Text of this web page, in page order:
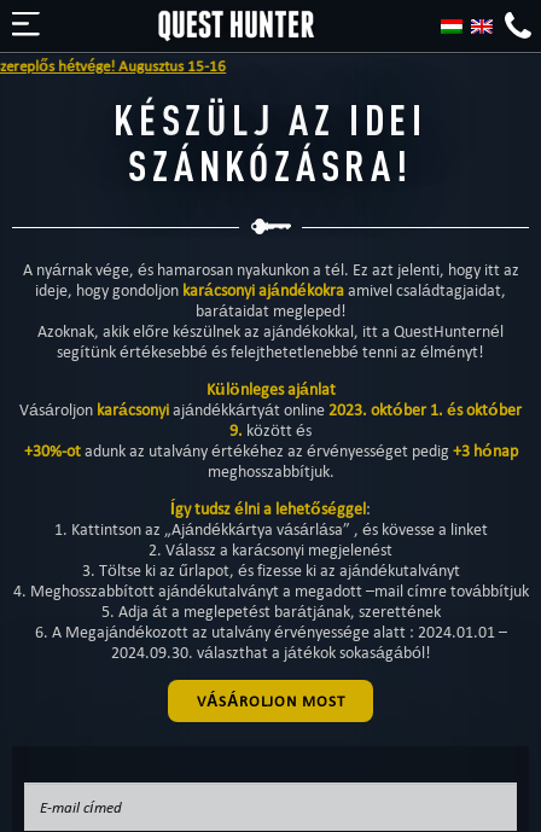
hétvége! Augusztus 15-16
KÉSZÜLJ AZ IDEI
SZÁNKÓZÁSRA!
A nyárnak vége, és hamarosan nyakunkon a tél. Ez azt jelenti, hogy itt az
ideje, hogy gondoljon karácsonyi ajándékokraamivel családtagjaidat,
barátaidat megleped!
Azoknak, akik előre készülnek az ajándékokkal, itt a QuestHunternél
segítünk értékesebbé és felejthetetlenebbé tenni az élményt!
Különleges ajánlat
Vásároljon karácsonyiajándékkártyát online2023. október 1. és október
9. között és
+30%-otadunk az utalvány értékéhez az érvényességet pedig +3 hónap
meghosszabbítjuk.
Így tudsz élni a lehetőséggel:
1. Kattintson az „Ajándékkártya vásárlása” , és kövesse a linket
2. Válassz a karácsonyi megjelenést
3. Töltse ki az űrlapot, és fizesse ki az ajándékutalványt
4. Meghosszabbított ajándékutalványt a megadott –mail címre továbbítjuk
5. Adja át a meglepetést barátjának, szerettének
6. A Megajándékozott az utalvány érvényessége alatt : 2024.01.01 –
2024.09.30. választhat a játékok sokaságából!
VÁSÁROLJON MOST